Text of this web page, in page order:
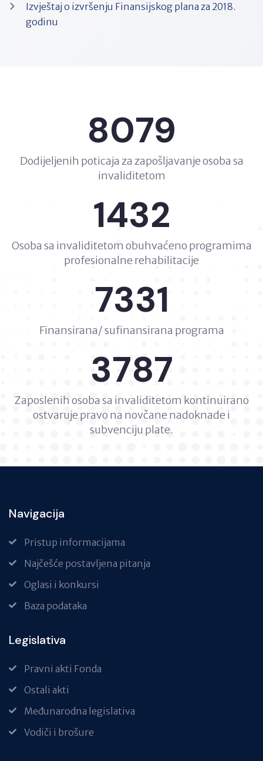
Izvještaj o izvršenju Finansijskog plana za 2018.
godinu
8079
Dodijeljenih poticaja za zapošljavanje osoba sa
invaliditetom
1432
Osoba sa invaliditetom obuhvaćeno programima
profesionalne rehabilitacije
7331
Finansirana/ sufinansirana programa
3787
Zaposlenih osoba sa invaliditetom kontinuirano
ostvaruje pravo na novčane nadoknade i
subvenciju plate.
Navigacija
Pristup informacijama
Najčešće postavljena pitanja
Oglasi i konkursi
Baza podataka
Legislativa
Pravni akti Fonda
Ostali akti
Međunarodna legislativa
Vodiči i brošure